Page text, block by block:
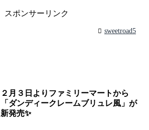
スポンサーリンク
sweetroad5
２月３日よりファミリーマートから
「ダンディークレームブリュレ風」が
新発売✨